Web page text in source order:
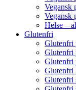
Vegansk
Vegansk
Helse –
Glutenfri
Glutenfri
Glutenfri
Glutenfri
Glutenfri
Glutenfri